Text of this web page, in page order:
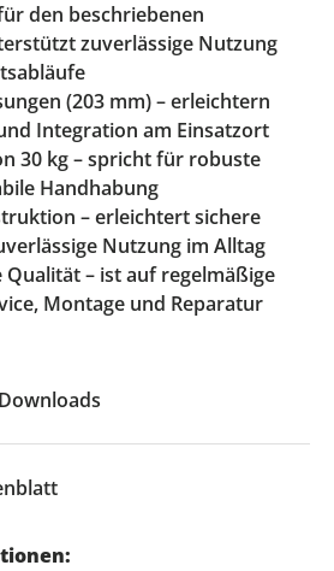
den beschriebenen
zuverlässige Nutzung
(203 mm) – erleichtern
Integration am Einsatzort
30 kg – spricht für robuste
Handhabung
– erleichtert sichere
Nutzung im Alltag
Qualität – ist auf regelmäßige
Montage und Reparatur